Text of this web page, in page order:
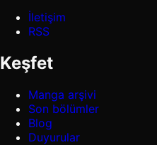
İletişim
RSS
Keşfet
Manga arşivi
Son bölümler
Blog
Duyurular